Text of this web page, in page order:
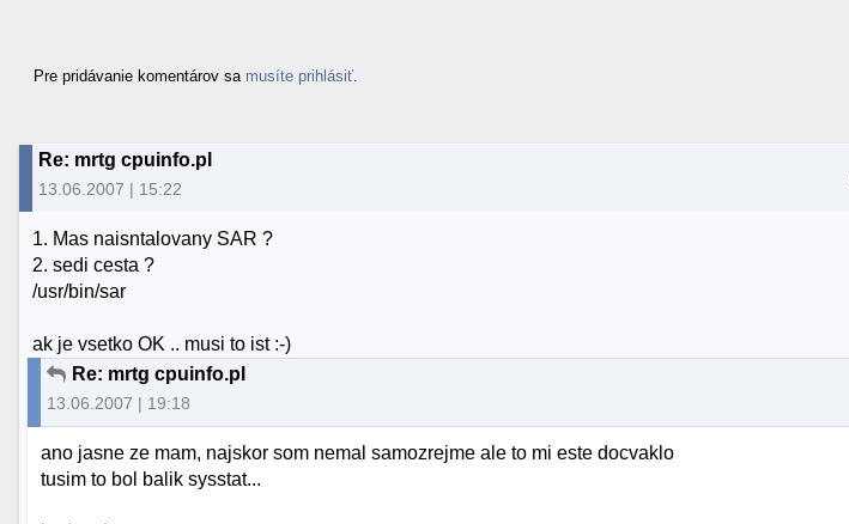
Pre pridávanie komentárov sa musíte prihlásiť
Re: mrtg cpuinfo.pl
13.06.2007 | 15:22
1. Mas naisntalovany SAR ?
2. sedi cesta ?
/usr/bin/sar
ak je vsetko OK .. musi to ist :-)
Re: mrtg cpuinfo.pl
13.06.2007 | 19:18
ano jasne ze mam, najskor som nemal samozrejme ale to mi este docvaklo
tusim to bol balik sysstat...